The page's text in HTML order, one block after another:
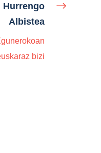
Hurrengo
Albistea
bizi